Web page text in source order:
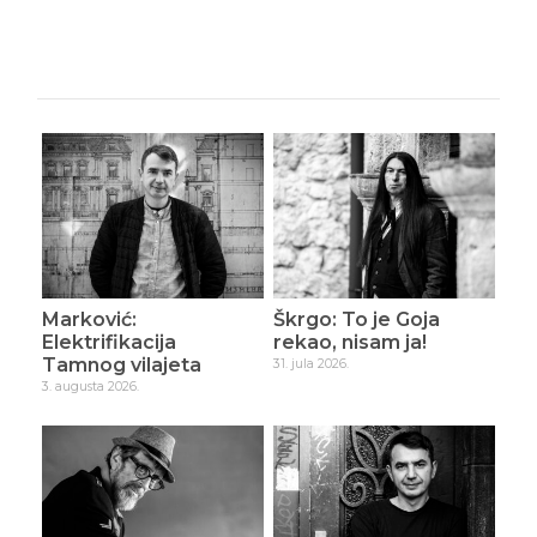
Marković:
Elektrifikacija
Tamnog vilajeta
3. augusta 2026.
Škrgo: To je Goja
rekao, nisam ja!
31. jula 2026.